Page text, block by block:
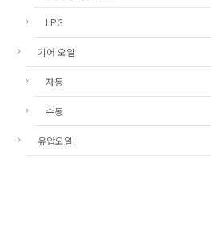
LPG
기어 오일
자동
수동
유압오일